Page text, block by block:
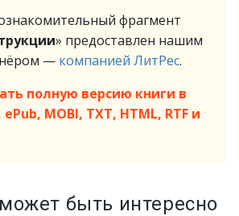
фрагмент
» предоставлен нашим
— компанией ЛитРес.
полную версию книги в
MOBI, TXT, HTML, RTF и
быть интересно